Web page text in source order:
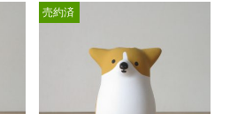
売約済